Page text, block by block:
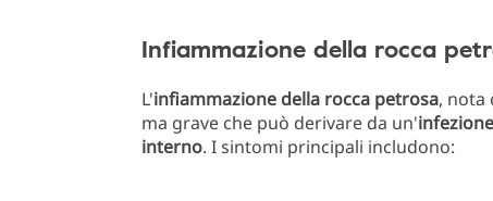
Infiammazione della rocca
L'infiammazione della rocca petrosa, nota
ma grave che può derivare da un'
interno. I sintomi principali includono: